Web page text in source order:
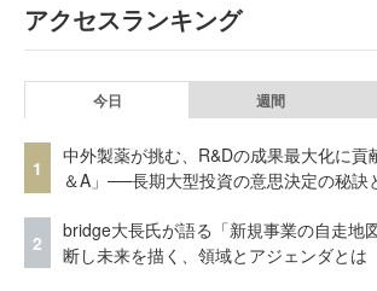
アクセスランキング
今日 週間
1
中外製薬が挑む、R&Dの成果最大化に貢
＆A」──長期大型投資の意思決定の秘訣
2
bridge大長氏が語る「新規事業の自走地
断し未来を描く、領域とアジェンダとは